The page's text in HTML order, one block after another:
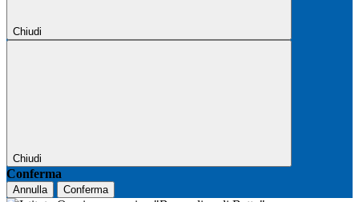
Chiudi
Chiudi
Conferma
Annulla Conferma